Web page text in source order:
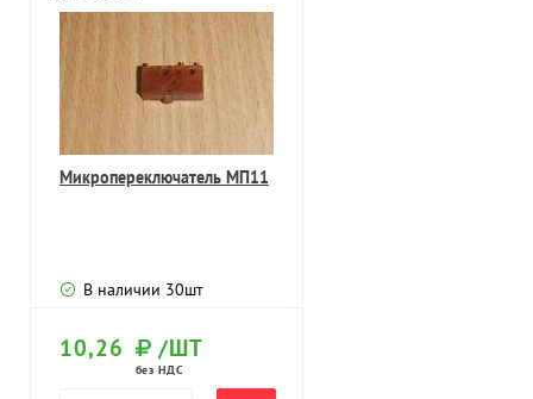
Микропереключатель МП11
В наличии 30шт
10,26 /ШТ
без НДС